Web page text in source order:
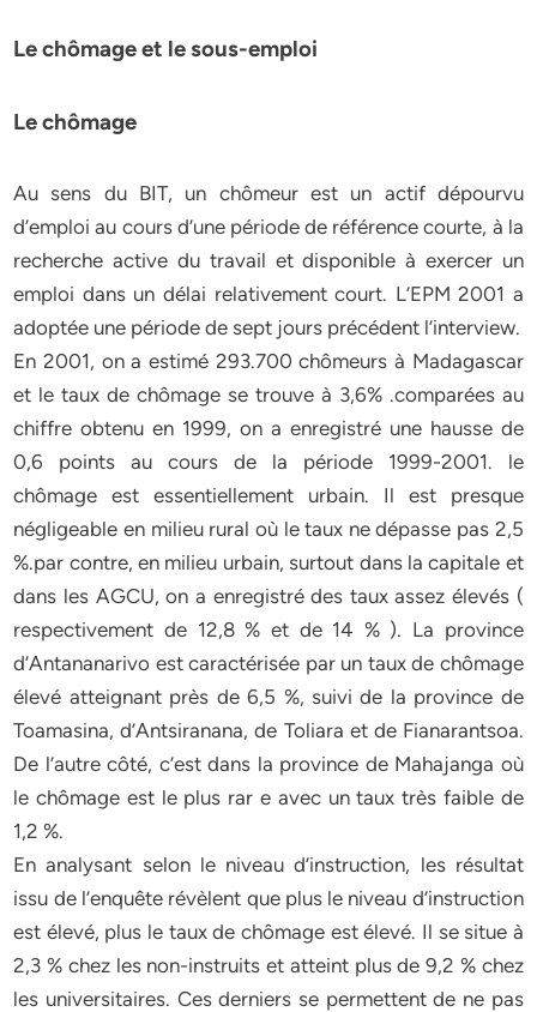
Le chômage et le sous-emploi
Le chômage
Au sens du BIT, un chômeur est un actif dépourvu
d’emploi au cours d’une période de référence courte, à la
recherche active du travail et disponible à exercer un
emploi dans un délai relativement court. L’EPM 2001 a
adoptée une période de sept jours précédent l’interview.
En 2001, on a estimé 293.700 chômeurs à Madagascar
et le taux de chômage se trouve à 3,6% .comparées au
chiffre obtenu en 1999, on a enregistré une hausse de
0,6 points au cours de la période 1999-2001. le
chômage est essentiellement urbain. Il est presque
négligeable en milieu rural où le taux ne dépasse pas 2,5
%.par contre, en milieu urbain, surtout dans la capitale et
dans les AGCU, on a enregistré des taux assez élevés (
respectivement de 12,8 % et de 14 % ). La province
d’Antananarivo est caractérisée par un taux de chômage
élevé atteignant près de 6,5 %, suivi de la province de
Toamasina, d’Antsiranana, de Toliara et de Fianarantsoa.
De l’autre côté, c’est dans la province de Mahajanga où
le chômage est le plus rar e avec un taux très faible de
1,2 %.
En analysant selon le niveau d’instruction, les résultat
issu de l’enquête révèlent que plus le niveau d’instruction
est élevé, plus le taux de chômage est élevé. Il se situe à
2,3 % chez les non-instruits et atteint plus de 9,2 % chez
les universitaires. Ces derniers se permettent de ne pas